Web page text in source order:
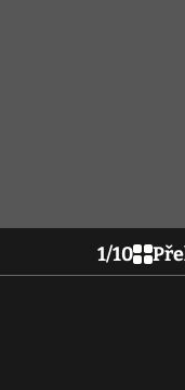
1/10